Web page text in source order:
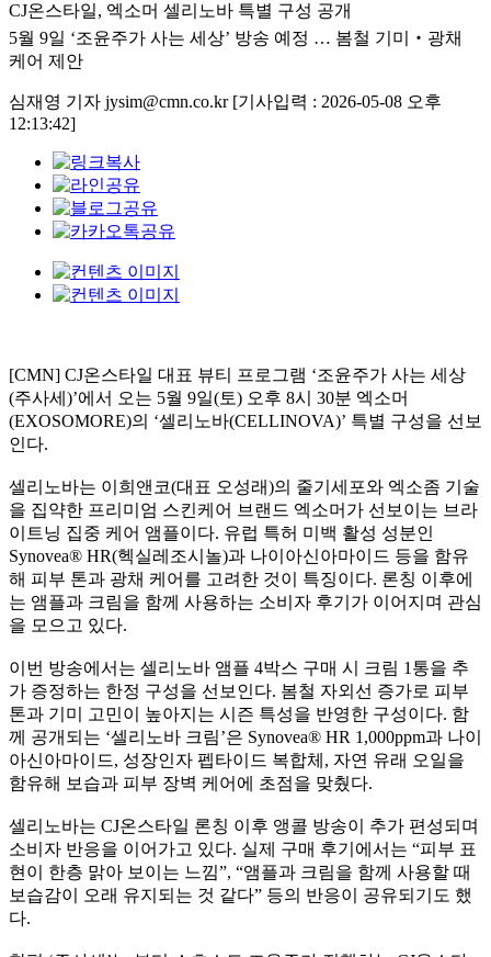
CJ온스타일, 엑소머 셀리노바 특별 구성 공개
5월 9일 ‘조윤주가 사는 세상’ 방송 예정 … 봄철 기미‧광채
케어 제안
심재영 기자 jysim@cmn.co.kr [기사입력 : 2026-05-08 오후
12:13:42]
[CMN] CJ온스타일 대표 뷰티 프로그램 ‘조윤주가 사는 세상
(주사세)’에서 오는 5월 9일(토) 오후 8시 30분 엑소머
(EXOSOMORE)의 ‘셀리노바(CELLINOVA)’ 특별 구성을 선보
인다.
셀리노바는 이희앤코(대표 오성래)의 줄기세포와 엑소좀 기술
을 집약한 프리미엄 스킨케어 브랜드 엑소머가 선보이는 브라
이트닝 집중 케어 앰플이다. 유럽 특허 미백 활성 성분인
Synovea® HR(헥실레조시놀)과 나이아신아마이드 등을 함유
해 피부 톤과 광채 케어를 고려한 것이 특징이다. 론칭 이후에
는 앰플과 크림을 함께 사용하는 소비자 후기가 이어지며 관심
을 모으고 있다.
이번 방송에서는 셀리노바 앰플 4박스 구매 시 크림 1통을 추
가 증정하는 한정 구성을 선보인다. 봄철 자외선 증가로 피부
톤과 기미 고민이 높아지는 시즌 특성을 반영한 구성이다. 함
께 공개되는 ‘셀리노바 크림’은 Synovea® HR 1,000ppm과 나이
아신아마이드, 성장인자 펩타이드 복합체, 자연 유래 오일을
함유해 보습과 피부 장벽 케어에 초점을 맞췄다.
셀리노바는 CJ온스타일 론칭 이후 앵콜 방송이 추가 편성되며
소비자 반응을 이어가고 있다. 실제 구매 후기에서는 “피부 표
현이 한층 맑아 보이는 느낌”, “앰플과 크림을 함께 사용할 때
보습감이 오래 유지되는 것 같다” 등의 반응이 공유되기도 했
다.